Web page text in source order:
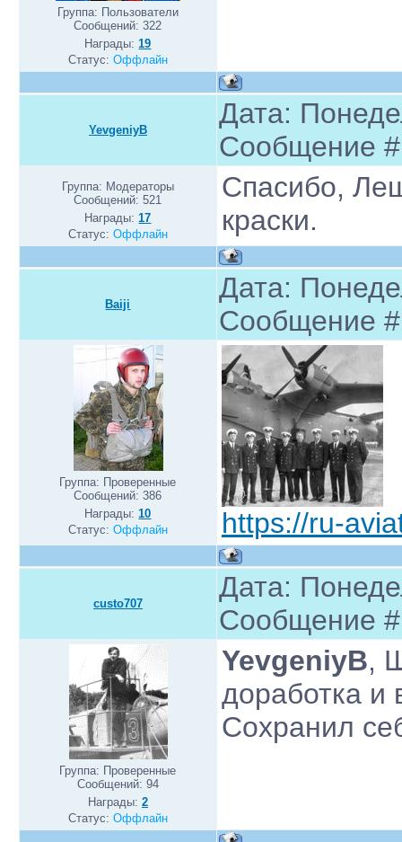
Группа: Пользователи
Сообщений:322
Награды:19
Статус: Оффлайн
YevgeniyB
Дата:
Сообщение
Группа: Модераторы
Сообщений:521
Награды:17
Статус: Оффлайн
Спасибо,
краски.
Baiji
Дата:
Сообщение
Группа: Проверенные
Сообщений:386
Награды:10
Статус: Оффлайн https://ru-
custo707
Дата:
Сообщение
Группа: Проверенные
Сообщений: 94
Награды: 2
Статус: Оффлайн
YevgeniyB,
доработка и
Сохранил